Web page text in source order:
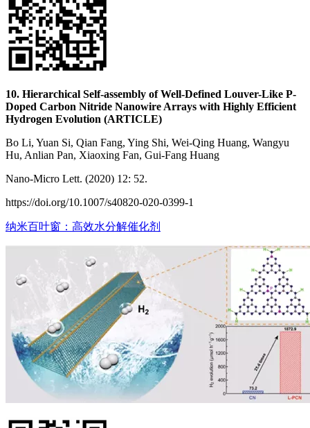
10. Hierarchical Self-assembly of Well-Defined Louver-Like P-
Doped Carbon Nitride Nanowire Arrays with Highly Efficient
Hydrogen Evolution (ARTICLE)
Bo Li, Yuan Si, Qian Fang, Ying Shi, Wei-Qing Huang, Wangyu
Hu, Anlian Pan, Xiaoxing Fan, Gui-Fang Huang
Nano-Micro Lett. (2020) 12: 52.
https://doi.org/10.1007/s40820-020-0399-1
纳米百叶窗：高效水分解催化剂